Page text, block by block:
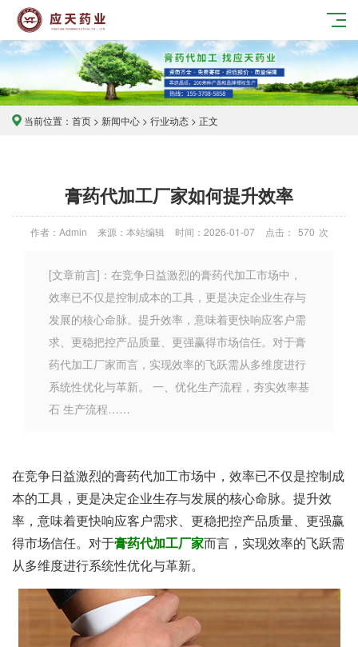
当前位置： 首页 > 新闻中心 > 行业动态 > 正文
膏药代加工厂家如何提升效率
作者：Admin 来源：本站编辑 时间：2026-01-07 点击： 570 次
[文章前言]：在竞争日益激烈的膏药代加工市场中，
效率已不仅是控制成本的工具，更是决定企业生存与
发展的核心命脉。提升效率，意味着更快响应客户需
求、更稳把控产品质量、更强赢得市场信任。对于膏
药代加工厂家而言，实现效率的飞跃需从多维度进行
系统性优化与革新。 一、优化生产流程，夯实效率基
石 生产流程……
在竞争日益激烈的膏药代加工市场中，效率已不仅是控制成
本的工具，更是决定企业生存与发展的核心命脉。提升效
率，意味着更快响应客户需求、更稳把控产品质量、更强赢
得市场信任。对于膏药代加工厂家而言，实现效率的飞跃需
从多维度进行系统性优化与革新。